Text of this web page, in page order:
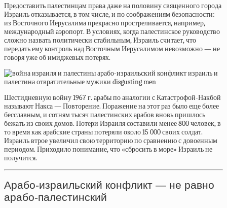
Предоставить палестинцам права даже на половину священного города
Израиль отказывается, в том числе, и по соображениям безопасности:
из Восточного Иерусалима прекрасно простреливается, например,
международный аэропорт. В условиях, когда палестинское руководство
сложно назвать политически стабильным, Израиль считает, что
передать ему контроль над Восточным Иерусалимом невозможно — не
говоря уже об имиджевых потерях.
Шестидневную войну 1967 г. арабы по аналогии с Катастрофой-Накбой
называют Накса — Повторение. Поражение на этот раз было еще более
бесславным, и сотням тысяч палестинских арабов вновь пришлось
бежать из своих домов. Потери Израилясоставили менее 800 человек, в
то время как арабские страны потеряли около 15 000 своих солдат.
Израиль втрое увеличил свою территорию по сравнению с довоенным
периодом. Приходило понимание, что «сбросить в море» Израиль не
получится.
Арабо-израильский конфликт — не равно
арабо-палестинский